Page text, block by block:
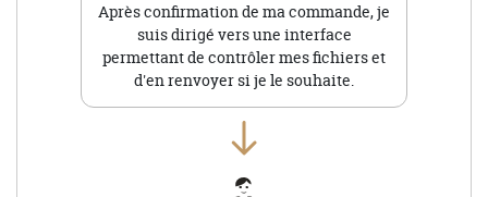
Après confirmation de ma commande, je
suis dirigé vers une interface
permettant de contrôler mes fichiers et
d'en renvoyer si je le souhaite.